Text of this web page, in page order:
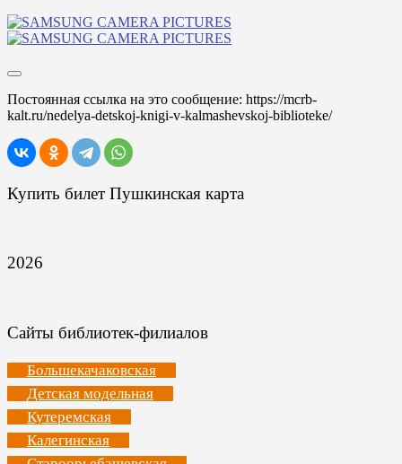
Постоянная ссылка на это сообщение: https://mcrb-
kalt.ru/nedelya-detskoj-knigi-v-kalmashevskoj-biblioteke/
Купить билет Пушкинская карта
2026
Сайты библиотек-филиалов
Большекачаковская
Детская модельная
Кутеремская
Калегинская